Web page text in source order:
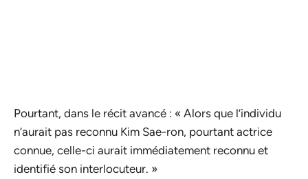
Pourtant, dans le récit avancé : « Alors que l’individu
n’aurait pas reconnu Kim Sae-ron, pourtant actrice
connue, celle-ci aurait immédiatement reconnu et
identifié son interlocuteur. »